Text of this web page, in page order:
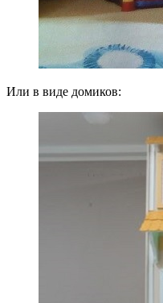
Или в виде домиков: